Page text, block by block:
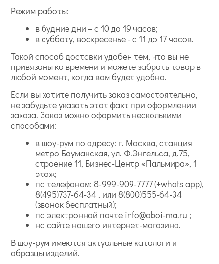
Режим работы:
в будние дни – с 10 до 19 часов;
в субботу, воскресенье - с 11 до 17 часов.
Такой способ доставки удобен тем, что вы не
привязаны ко времени и можете забрать товар в
любой момент, когда вам будет удобно.
Если вы хотите получить заказ самостоятельно,
не забудьте указать этот факт при оформлении
заказа. Заказ можно оформить несколькими
способами:
в шоу-рум по адресу: г. Москва, станция
метро Бауманская, ул. Ф.Энгельса, д.75,
строение 11, Бизнес-Центр «Пальмира», 1
этаж;
по телефонам: 8-999-909-7777(+whats app),
8(495)737-64-34 , или 8(800)555-64-34
(звонок бесплатный);
по электронной почте info@oboi-ma.ru ;
на сайте нашего интернет-магазина.
В шоу-рум имеются актуальные каталоги и
образцы изделий.